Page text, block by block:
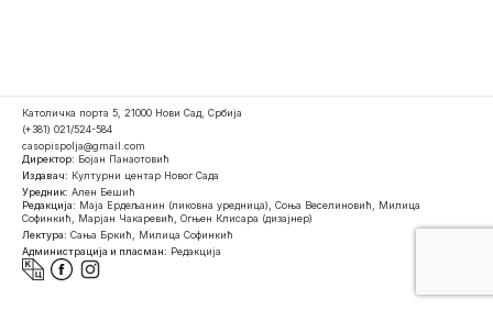
Католичка порта 5, 21000 Нови Сад, Србија
(+381) 021/524-584
casopispolja@gmail.com
Директор: Бојан Панаотовић
Издавач: Културни центар Новог Сада
Уредник: Ален Бешић
Редакција: Маја Ердељанин (ликовна уредница), Соња Веселиновић, Милица
Софинкић, Марјан Чакаревић, Огњен Клисара (дизајнер)
Лектура: Сања Бркић, Милица Софинкић
Администрација и пласман: Редакција